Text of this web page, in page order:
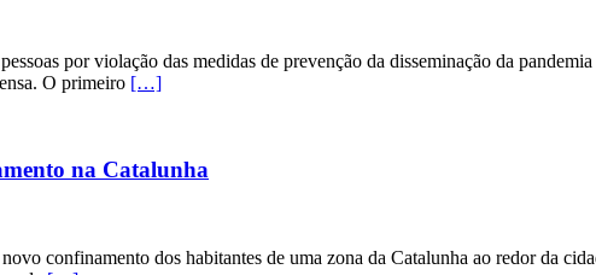
por violação das medidas de prevenção da disseminação da
O primeiro […]
na Catalunha
confinamento dos habitantes de uma zona da Catalunha ao redor da